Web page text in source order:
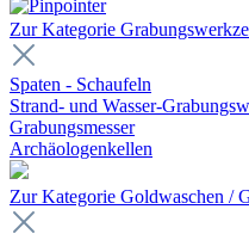
Zur Kategorie
Spaten - Schaufeln
Strand- und Wasser-
Grabungsmesser
Archäologenkellen
Zur Kategorie Goldwaschen /